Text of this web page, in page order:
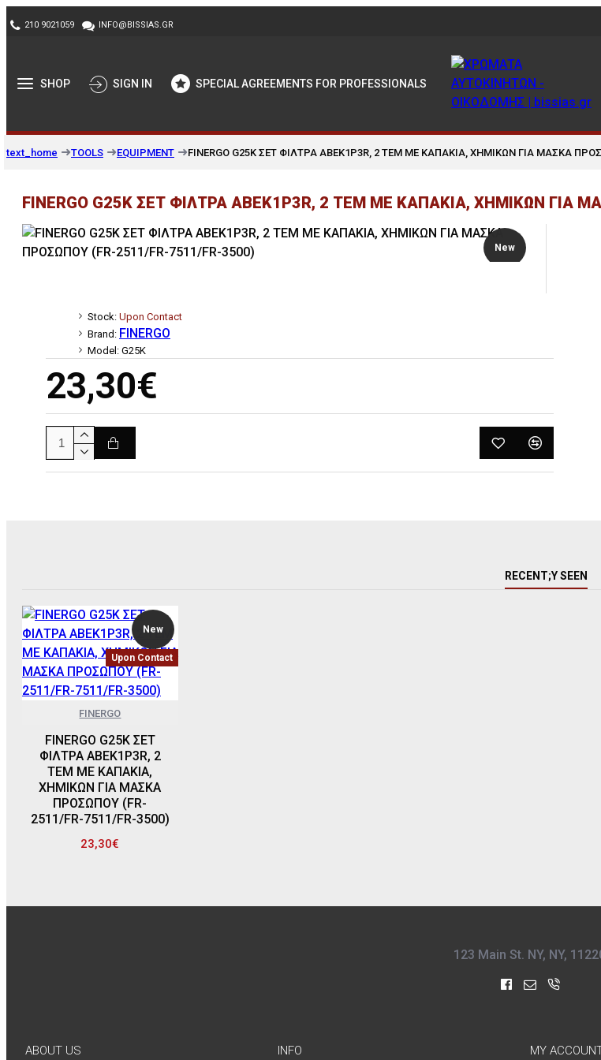
210 9021059 INFO@BISSIAS.GR
SHOP SIGN IN SPECIAL AGREEMENTS FOR PROFESSIONALS
text_home TOOLS EQUIPMENT FINERGO G25K ΣΕΤ ΦΙΛΤΡΑ ABEK1P3R, 2 ΤΕΜ ΜΕ ΚΑΠΑΚΙΑ, ΧΗΜΙΚΩΝ ΓΙΑ ΜΑΣΚΑ
FINERGO G25K ΣΕΤ ΦΙΛΤΡΑ ABEK1P3R, 2 ΤΕΜ ΜΕ ΚΑΠΑΚΙΑ, ΧΗΜΙΚΩΝ ΓΙΑ
New
23,30€
Stock: Upon Contact
Brand: FINERGO
Model: G25K
RECENT;Y SEEN
New
Upon Contact
FINERGO
FINERGO G25K ΣΕΤ
ΦΙΛΤΡΑ ABEK1P3R, 2
ΤΕΜ ΜΕ ΚΑΠΑΚΙΑ,
ΧΗΜΙΚΩΝ ΓΙΑ ΜΑΣΚΑ
ΠΡΟΣΩΠΟΥ (FR-
2511/FR-7511/FR-3500)
23,30€
123 Main St. NY, NY,
ABOUT US INFO MY